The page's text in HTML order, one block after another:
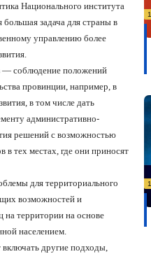
Национального института
задача для страны в
управлению более
— соблюдение положений
провинции, например, в
в том числе дать
административно-
решений с возможностью
в тех местах, где они приносят
для территориального
возможностей и
территории на основе
населением.
другие подходы,